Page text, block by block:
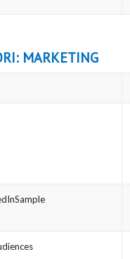
MARKETING